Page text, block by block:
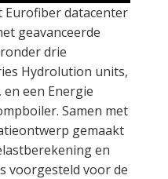
Eurofiber datacenter
geavanceerde
drie
Hydrolution units,
een Energie
Samen met
gemaakt
en
voorgesteld voor de